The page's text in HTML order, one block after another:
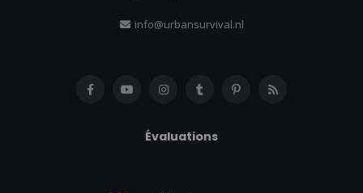
info@urbansurvival.nl
Évaluations